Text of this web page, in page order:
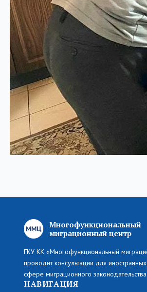
Многофункциональный
миграционный центр
ГКУ КК «Многофункциональный
проводит консультации для
сфере миграционного законодательства
НАВИГАЦИЯ